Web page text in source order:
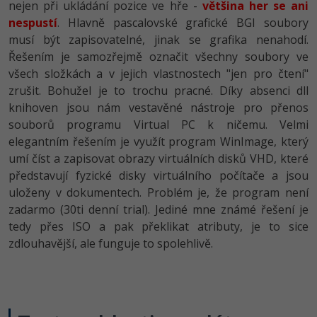
nejen při ukládání pozice ve hře - většina her se ani
nespustí. Hlavně pascalovské grafické BGI soubory
musí být zapisovatelné, jinak se grafika nenahodí.
Řešením je samozřejmě označit všechny soubory ve
všech složkách a v jejich vlastnostech "jen pro čtení"
zrušit. Bohužel je to trochu pracné. Díky absenci dll
knihoven jsou nám vestavěné nástroje pro přenos
souborů programu Virtual PC k ničemu. Velmi
elegantním řešením je využít program WinImage, který
umí číst a zapisovat obrazy virtuálních disků VHD, které
představují fyzické disky virtuálního počítače a jsou
uloženy v dokumentech. Problém je, že program není
zadarmo (30ti denní trial). Jediné mne známé řešení je
tedy přes ISO a pak překlikat atributy, je to sice
zdlouhavější, ale funguje to spolehlivě.